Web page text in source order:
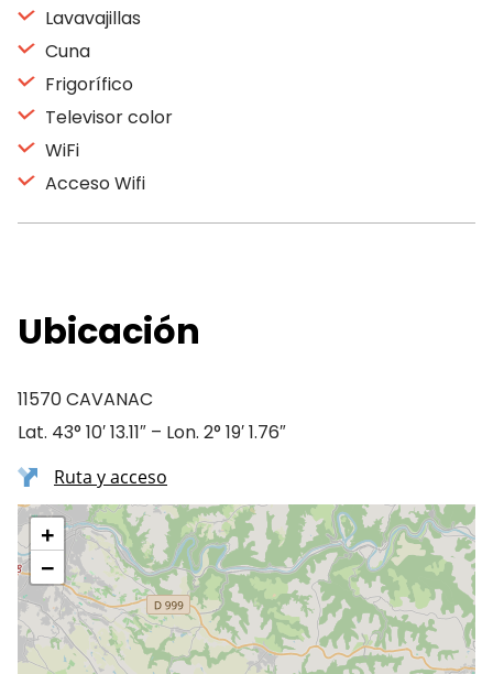
Lavavajillas
Cuna
Frigorífico
Televisor color
WiFi
Acceso Wifi
Ubicación
11570 CAVANAC
Lat. 43° 10′ 13.11″ – Lon. 2° 19′ 1.76″
Ruta y acceso
+
−